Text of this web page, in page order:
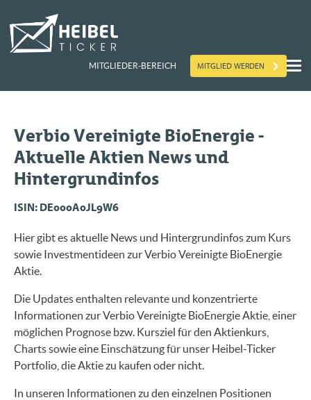
MITGLIEDER-BEREICH MITGLIED WERDEN
Verbio Vereinigte BioEnergie -
Aktuelle Aktien News und
Hintergrundinfos
ISIN: DE000A0JL9W6
Hier gibt es aktuelle News und Hintergrundinfos zum Kurs
sowie Investmentideen zur Verbio Vereinigte BioEnergie
Aktie.
Die Updates enthalten relevante und konzentrierte
Informationen zur Verbio Vereinigte BioEnergie Aktie, einer
möglichen Prognose bzw. Kursziel für den Aktienkurs,
Charts sowie eine Einschätzung für unser Heibel-Ticker
Portfolio, die Aktie zu kaufen oder nicht.
In unseren Informationen zu den einzelnen Positionen